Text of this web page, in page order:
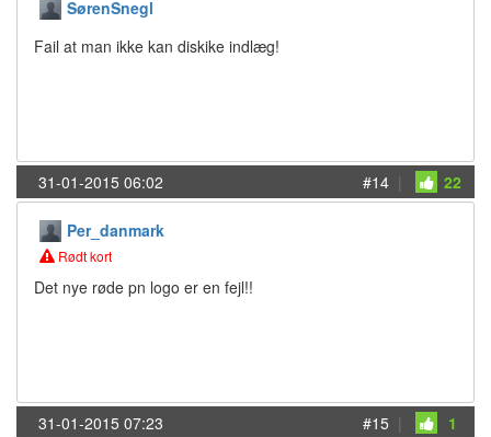
SørenSnegl
Fail at man ikke kan diskike indlæg!
31-01-2015 06:02 #14 | 22
Per_danmark
Rødt kort
Det nye røde pn logo er en fejl!!
31-01-2015 07:23 #15 | 1